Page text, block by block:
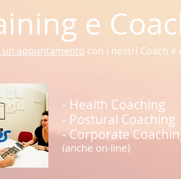
e
un appuntamento con i nostri Coach
- Health Coaching
- Postural Coaching
- Corporate
(anche on-line)